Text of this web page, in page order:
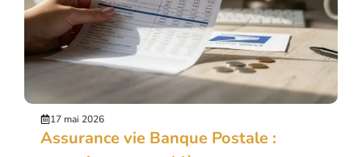
17 mai 2026
Assurance vie Banque Postale :